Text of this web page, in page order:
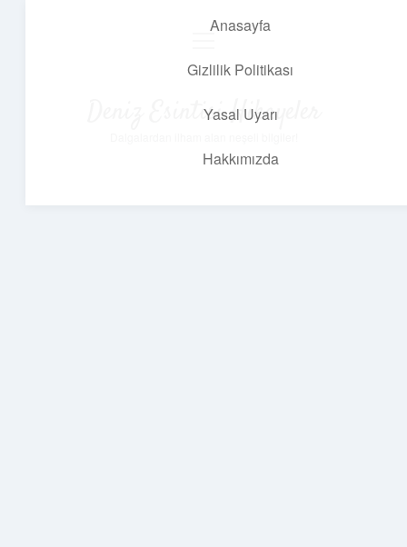
Anasayfa
Gizlilik Politikası
Yasal Uyarı
Hakkımızda
Deniz Esintisi Hikayeler